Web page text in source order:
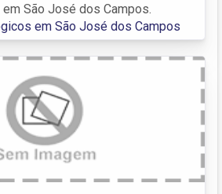
São José dos Campos.
em São José dos Campos